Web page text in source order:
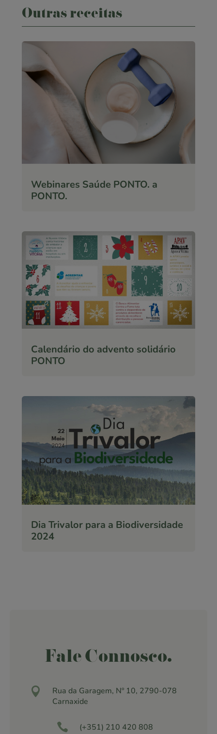
Outras receitas
Webinares Saúde PONTO. a
PONTO.
Calendário do advento solidário
PONTO
Dia Trivalor para a Biodiversidade
2024
Fale Connosco.

Rua da Garagem, Nº 10, 2790-078
Carnaxide
 (+351) 210 420 808